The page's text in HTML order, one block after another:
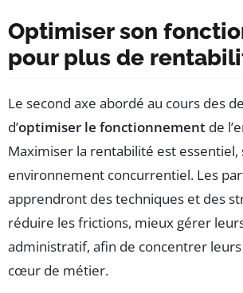
Optimiser son
pour plus de
Le second axe abordé au cours des
d’optimiser le fonctionnement de
Maximiser la rentabilité est essentiel,
environnement concurrentiel. Les
apprendront des techniques et des
réduire les frictions, mieux gérer
administratif, afin de concentrer
cœur de métier.